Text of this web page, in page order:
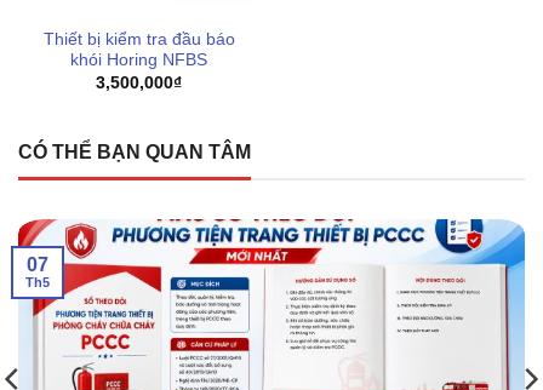
Thiết bị kiểm tra đầu báo
khói Horing NFBS
3,500,000₫
CÓ THỂ BẠN QUAN TÂM
07
Th5